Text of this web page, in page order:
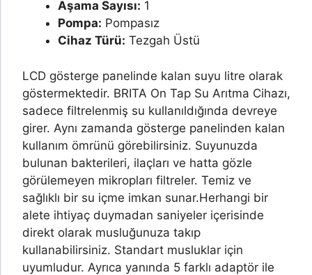
Aşama Sayısı: 1
Pompa: Pompasız
Cihaz Türü: Tezgah Üstü
LCD gösterge panelinde kalan suyu litre olarak
göstermektedir. BRITA On Tap Su Arıtma Cihazı,
sadece filtrelenmiş su kullanıldığında devreye
girer. Aynı zamanda gösterge panelinden kalan
kullanım ömrünü görebilirsiniz. Suyunuzda
bulunan bakterileri, ilaçları ve hatta gözle
görülemeyen mikropları filtreler. Temiz ve
sağlıklı bir su içme imkan sunar.Herhangi bir
alete ihtiyaç duymadan saniyeler içerisinde
direkt olarak musluğunuza takıp
kullanabilirsiniz. Standart musluklar için
uyumludur. Ayrıca yanında 5 farklı adaptör ile